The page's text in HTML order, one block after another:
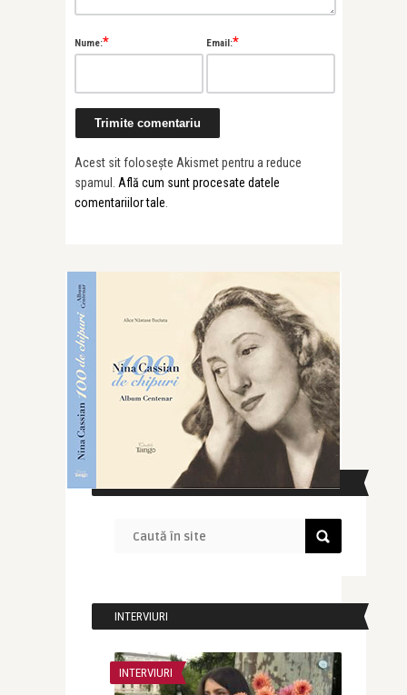
Nume:* Email:*
Acest sit folosește Akismet pentru a reduce
spamul. Află cum sunt procesate datele
comentariilor tale
CAUTĂ ÎN SITE
INTERVIURI
INTERVIURI